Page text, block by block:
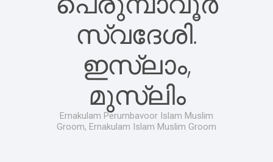
സ്വദേശി.
ഇസ്‌ലാം,
മുസ്‌ലിം
Ernakulam Perumbavoor Islam Muslim
Groom, Ernakulam Islam Muslim Groom